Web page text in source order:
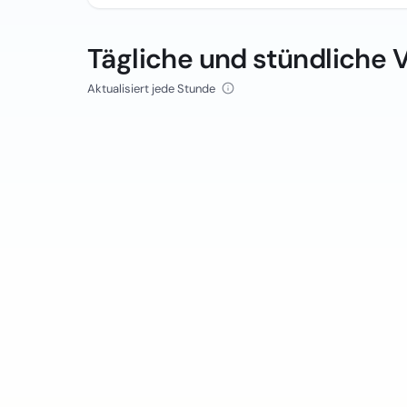
Tägliche und stündliche
Aktualisiert jede Stunde